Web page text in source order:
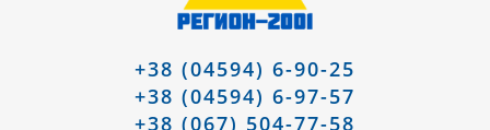
+38 (04594) 6-90-25
+38 (04594) 6-97-57
+38 (067) 504-77-58